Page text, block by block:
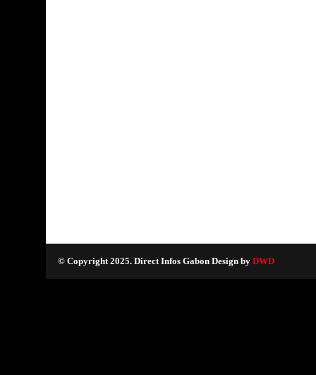
© Copyright 2025. Direct Infos Gabon Design by DWD